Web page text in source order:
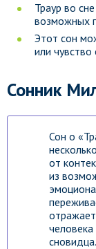
Траур во
возможных
Этот сон
или
Сонник
Сон о
от
из
сновидца.